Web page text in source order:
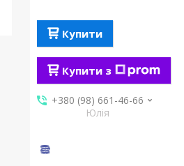
Купити
Купити з
+380 (98) 661-46-66
Юлія